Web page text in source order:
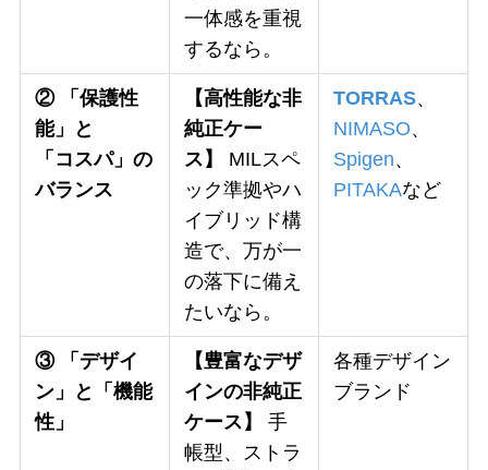
一体感を重視
するなら。
② 「保護性
能」と
「コスパ」の
バランス
【高性能な非
純正ケー
ス】
MILスペ
ック準拠やハ
イブリッド構
造で、万が一
の落下に備え
たいなら。
TORRAS、
NIMASO、
Spigen、
PITAKAなど
③ 「デザイ
ン」と「機能
性」
【豊富なデザ
インの非純正
ケース】
手
帳型、ストラ
各種デザイン
ブランド